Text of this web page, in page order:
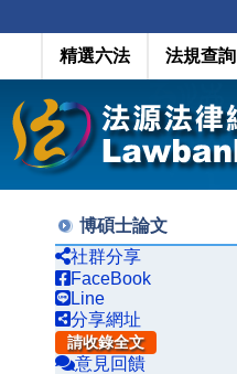
精選六法 法規查詢
博碩士論文
社群分享
FaceBook
Line
分享網址
請收錄全文
意見回饋